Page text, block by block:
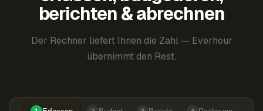
berichten & abrechnen
Der Rechner liefert Ihnen die Zahl — Everhour
übernimmt den Rest.